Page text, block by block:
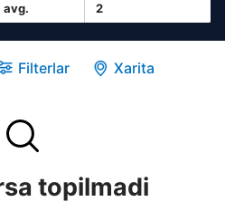
avg. 2
Filterlar Xarita
topilmadi